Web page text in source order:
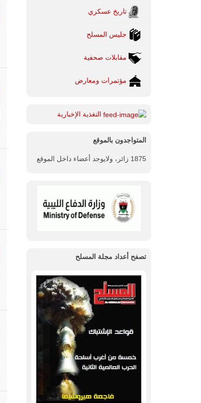
تاريخ عسكري
جليس المسلح
مقابلات صحفية
مؤتمرات ومعارض
التغذية الإخبارية
المتواجدون بالموقع
1875 زائر، ولايوجد أعضاء داخل الموقع
تصفح أعداد مجلة المسلح